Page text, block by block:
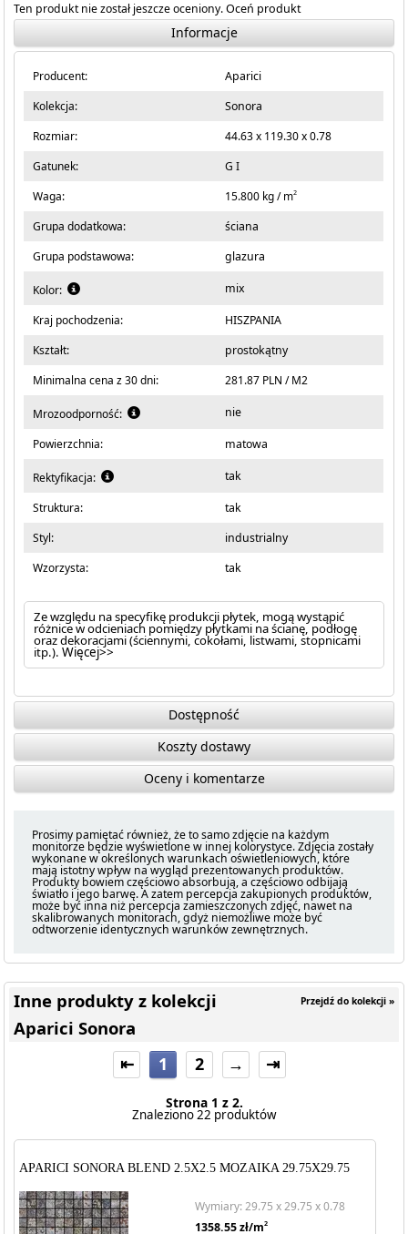
Ten produkt nie został jeszcze oceniony.Oceń produkt
Informacje
Producent:
Aparici
Kolekcja:
Sonora
Rozmiar:
44.63 x 119.30 x 0.78
Gatunek:
G I
Waga:
15.800 kg / m2
Grupa dodatkowa:
ściana
Grupa podstawowa:
glazura
Kolor: mix
Kraj pochodzenia:
HISZPANIA
Kształt:
prostokątny
Minimalna cena z 30 dni:
281.87 PLN / M2
Mrozoodporność: nie
Powierzchnia: matowa
Rektyfikacja: tak
Struktura:
tak
Styl:
industrialny
Wzorzysta:
tak
Ze względu na specyfikę produkcji płytek, mogą wystąpić
różnice w odcieniach pomiędzy płytkami na ścianę, podłogę
oraz dekoracjami (ściennymi, cokołami, listwami, stopnicami
itp.).Więcej>>
Dostępność
Koszty dostawy
Oceny i komentarze
Prosimy pamiętać również, że to samo zdjęcie na każdym
monitorze będzie wyświetlone w innej kolorystyce. Zdjęcia zostały
wykonane w określonych warunkach oświetleniowych, które
mają istotny wpływ na wygląd prezentowanych produktów.
Produkty bowiem częściowo absorbują, a częściowo odbijają
światło i jego barwę. A zatem percepcja zakupionych produktów,
może być inna niż percepcja zamieszczonych zdjęć, nawet na
skalibrowanych monitorach, gdyż niemożliwe może być
odtworzenie identycznych warunków zewnętrznych.
Przejdź do kolekcji »
Inne produkty z kolekcji
Aparici Sonora
⇤ 1 2 → ⇥
Strona 1 z 2.
Znaleziono 22 produktów
APARICI SONORA BLEND 2.5X2.5 MOZAIKA 29.75X29.75
Wymiary: 29.75 x 29.75 x 0.78
1358.55zł/m2